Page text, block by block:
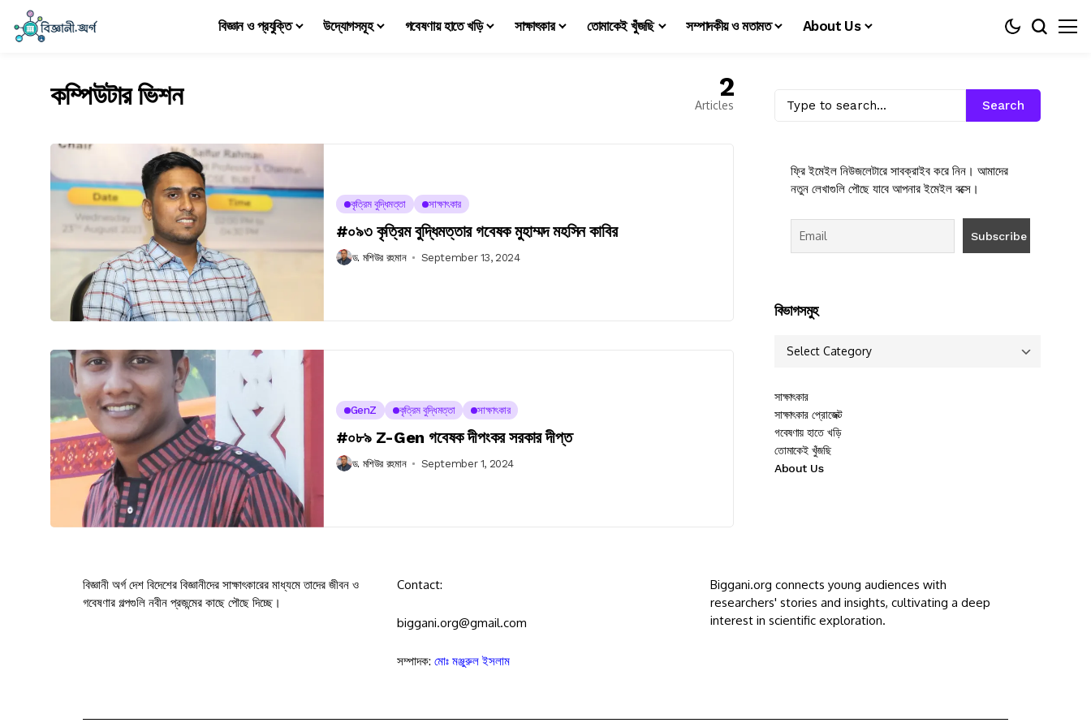
বিজ্ঞান ও প্রযুক্তি উদ্যোগসমূহ গবেষণায় হাতে খড়ি সাক্ষাৎকার তোমাকেই খুঁজছি সম্পাদকীয় ও মতামত About Us
কম্পিউটার ভিশন 2
Articles
কৃত্রিম বুদ্ধিমত্তা সাক্ষাৎকার
#০৯৩ কৃত্রিম বুদ্ধিমত্তার গবেষক মুহাম্মদ মহসিন কাবির
ড. মশিউর রহমান September 13, 2024
GenZ কৃত্রিম বুদ্ধিমত্তা সাক্ষাৎকার
#০৮৯ Z-Gen গবেষক দীপংকর সরকার দীপ্ত
ড. মশিউর রহমান September 1, 2024
Search
ফ্রি ইমেইল নিউজলেটারে সাবক্রাইব করে নিন। আমাদের
নতুন লেখাগুলি পৌছে যাবে আপনার ইমেইল বক্সে।
বিভাগসমুহ
সাক্ষাৎকার
সাক্ষাৎকার প্রোজেক্ট
গবেষণায় হাতে খড়ি
তোমাকেই খুঁজছি
About Us
বিজ্ঞানী অর্গ দেশ বিদেশের বিজ্ঞানীদের সাক্ষাৎকারের মাধ্যমে তাদের জীবন ও
গবেষণার গল্পগুলি নবীন প্রজন্মের কাছে পৌছে দিচ্ছে।
Contact:
biggani.org@gmail.com
সম্পাদক: মোঃ মঞ্জুরুল ইসলাম
Biggani.org connects young audiences with
researchers' stories and insights, cultivating a deep
interest in scientific exploration.